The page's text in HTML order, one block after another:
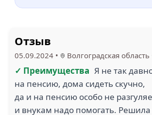
Отзыв
05.09.2024 • Волгоградская область
✓ Преимущества Я не так
на пенсию, дома сидеть скучно,
да и на пенсию особо не
и внукам надо помогать.